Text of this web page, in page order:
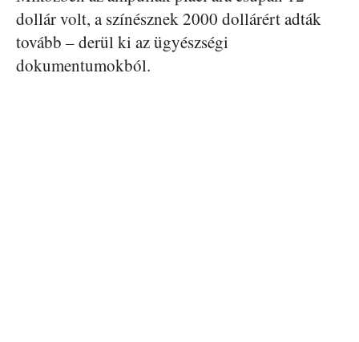
dollár volt, a színésznek 2000 dollárért adták
tovább – derül ki az ügyészségi
dokumentumokból.